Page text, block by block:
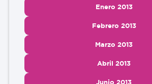
Enero 2013
Febrero 2013
Marzo 2013
Abril 2013
Junio 2013